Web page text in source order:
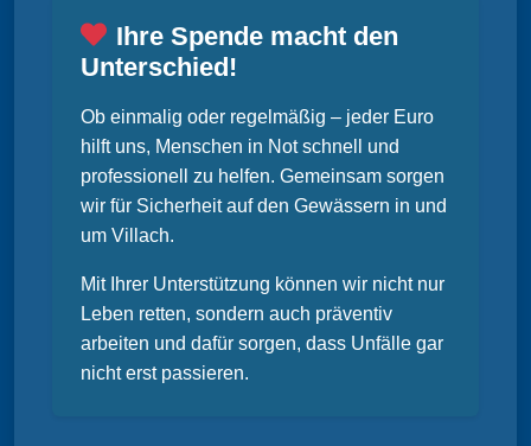
Ihre Spende macht den
Unterschied!
Ob einmalig oder regelmäßig – jeder Euro
hilft uns, Menschen in Not schnell und
professionell zu helfen. Gemeinsam sorgen
wir für Sicherheit auf den Gewässern in und
um Villach.
Mit Ihrer Unterstützung können wir nicht nur
Leben retten, sondern auch präventiv
arbeiten und dafür sorgen, dass Unfälle gar
nicht erst passieren.